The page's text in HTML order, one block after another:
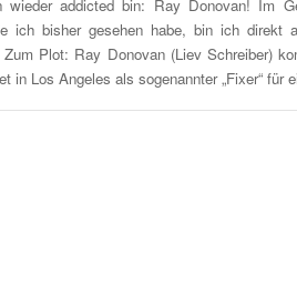
wieder addicted bin: Ray Donovan! Im
ich bisher gesehen habe, bin ich direkt
Plot: Ray Donovan (Liev Schreiber)
in Los Angeles als sogenannter „Fixer“